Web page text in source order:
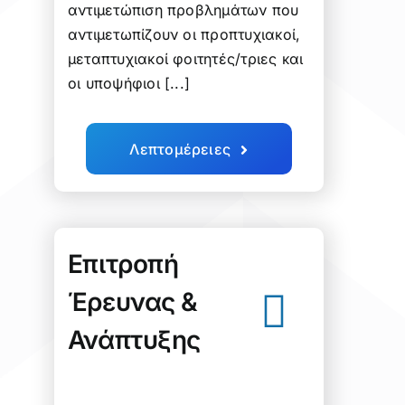
αντιμετώπιση προβλημάτων που
αντιμετωπίζουν οι προπτυχιακοί,
μεταπτυχιακοί φοιτητές/τριες και
οι υποψήφιοι [...]
Λεπτομέρειες
Επιτροπή
Έρευνας &
Ανάπτυξης